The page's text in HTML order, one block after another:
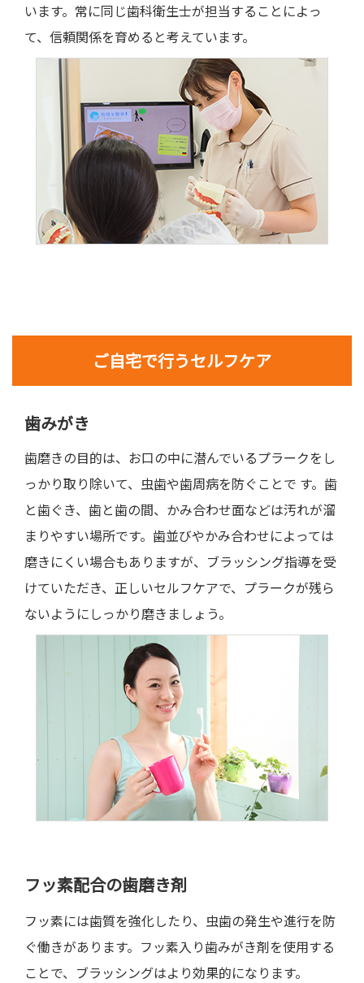
います。常に同じ歯科衛生士が担当することによっ
て、信頼関係を育めると考えています。
ご自宅で行うセルフケア
歯みがき
歯磨きの目的は、お口の中に潜んでいるプラークをし
っかり取り除いて、虫歯や歯周病を防ぐことで す。歯
と歯ぐき、歯と歯の間、かみ合わせ面などは汚れが溜
まりやすい場所です。歯並びやかみ合わせによっては
磨きにくい場合もありますが、ブラッシング指導を受
けていただき、正しいセルフケアで、プラークが残ら
ないようにしっかり磨きましょう。
フッ素配合の歯磨き剤
フッ素には歯質を強化したり、虫歯の発生や進行を防
ぐ働きがあります。フッ素入り歯みがき剤を使用する
ことで、ブラッシングはより効果的になります。